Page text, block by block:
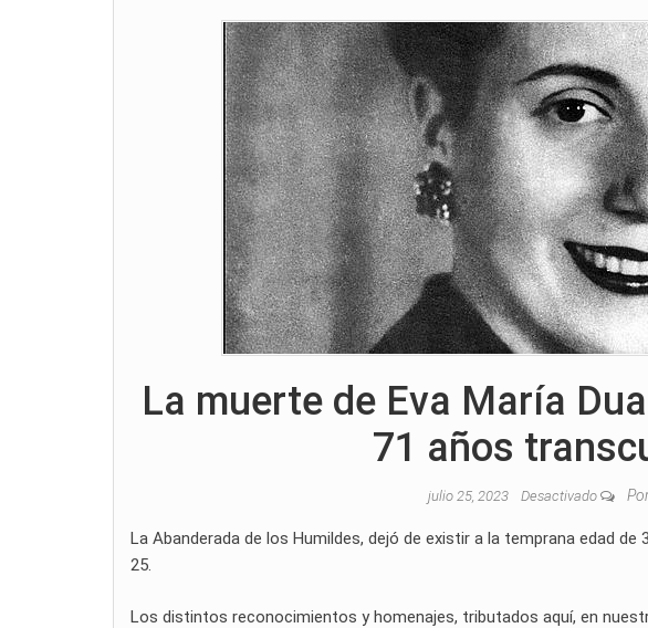
La muerte de Eva María
71 años
julio 25, 2023 Desactivado
La Abanderada de los Humildes, dejó de existir a la temprana edad de
25.
Los distintos reconocimientos y homenajes, tributados aquí, en